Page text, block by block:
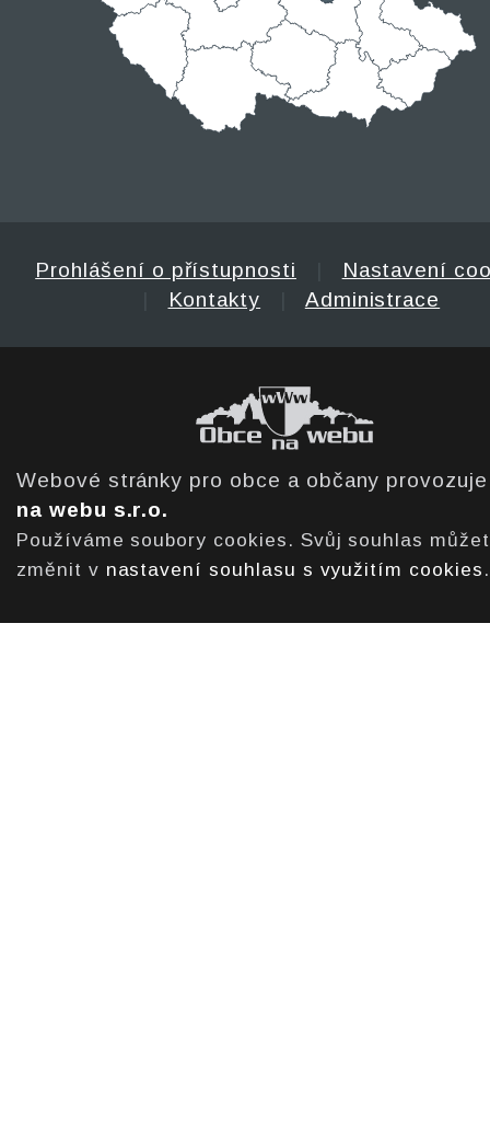
Prohlášení o přístupnosti
Nastavení
Kontakty Administrace
Webové stránky pro obce a občany
na webu s.r.o.
Používáme soubory cookies. Svůj souhlas
změnit v nastavení souhlasu s využitím cookies .